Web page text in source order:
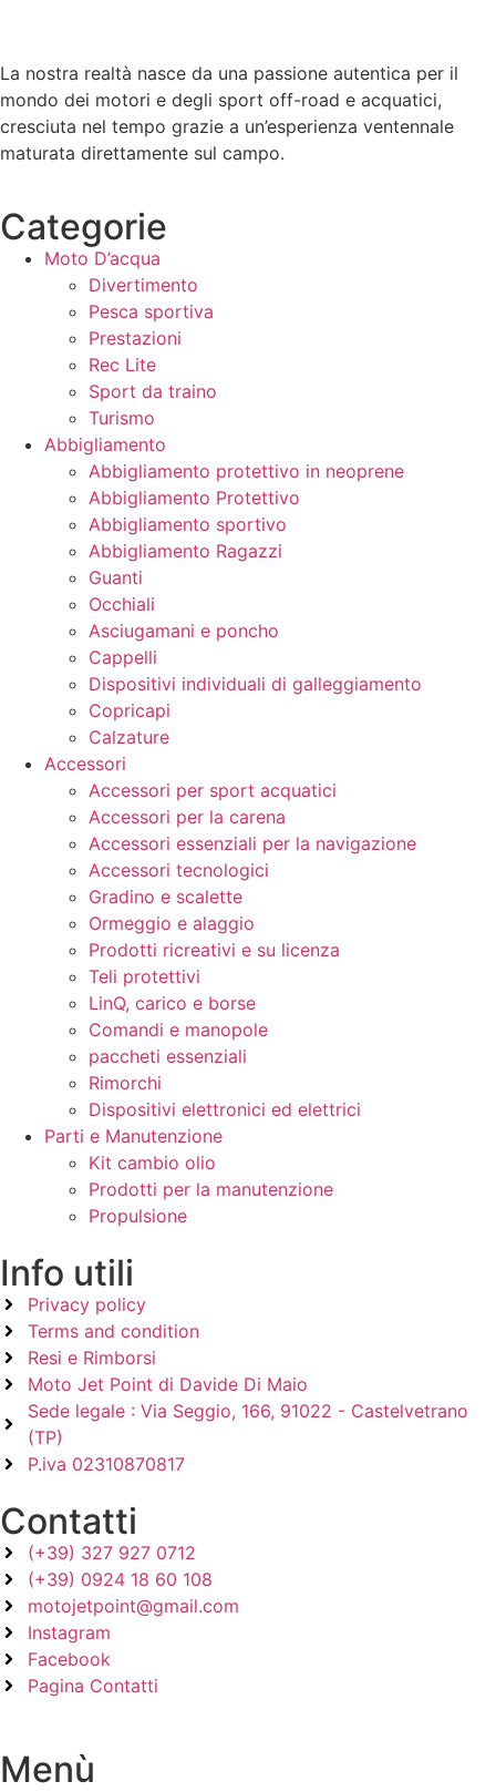
La nostra realtà nasce da una passione autentica per il
mondo dei motori e degli sport off-road e acquatici,
cresciuta nel tempo grazie a un’esperienza ventennale
maturata direttamente sul campo.
Categorie
Moto D’acqua
Divertimento
Pesca sportiva
Prestazioni
Rec Lite
Sport da traino
Turismo
Abbigliamento
Abbigliamento protettivo in neoprene
Abbigliamento Protettivo
Abbigliamento sportivo
Abbigliamento Ragazzi
Guanti
Occhiali
Asciugamani e poncho
Cappelli
Dispositivi individuali di galleggiamento
Copricapi
Calzature
Accessori
Accessori per sport acquatici
Accessori per la carena
Accessori essenziali per la navigazione
Accessori tecnologici
Gradino e scalette
Ormeggio e alaggio
Prodotti ricreativi e su licenza
Teli protettivi
LinQ, carico e borse
Comandi e manopole
paccheti essenziali
Rimorchi
Dispositivi elettronici ed elettrici
Parti e Manutenzione
Kit cambio olio
Prodotti per la manutenzione
Propulsione
Info utili
Privacy policy
Terms and condition
Resi e Rimborsi
Moto Jet Point di Davide Di Maio
Sede legale : Via Seggio, 166, 91022 - Castelvetrano
(TP)
P.iva 02310870817
Contatti
(+39) 327 927 0712
(+39) 0924 18 60 108
motojetpoint@gmail.com
Instagram
Facebook
Pagina Contatti
Menù